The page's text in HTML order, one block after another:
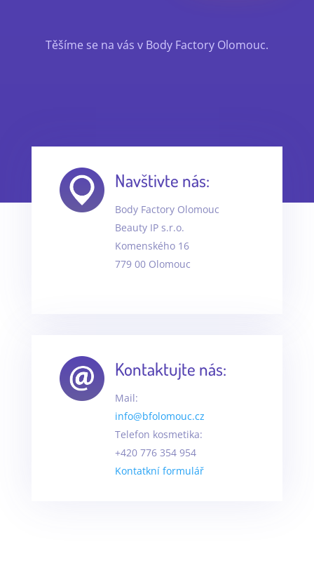
Těšíme se na vás v Body Factory Olomouc.
Navštivte nás:
Body Factory Olomouc
Beauty IP s.r.o.
Komenského 16
779 00 Olomouc
Kontaktujte nás:
Mail:
info@bfolomouc.cz
Telefon kosmetika:
+420 776 354 954
Kontatkní formulář